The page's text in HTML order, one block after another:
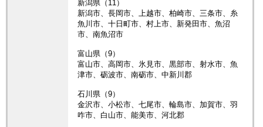
新潟県（11）
新潟市、長岡市、上越市、柏崎市、三条市、糸
魚川市、十日町市、村上市、新発田市、魚沼
市、南魚沼市
富山県（9）
富山市、高岡市、氷見市、黒部市、射水市、魚
津市、砺波市、南砺市、中新川郡
石川県（9）
金沢市、小松市、七尾市、輪島市、加賀市、羽
咋市、白山市、能美市、河北郡